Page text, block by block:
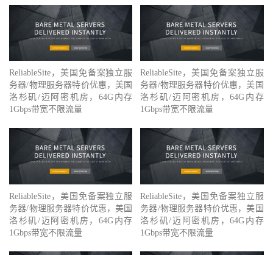
ReliableSite，美国免备案独立服
务器/物理服务器特价优惠，美国
洛杉矶/迈阿密机房，64G内存
1Gbps带宽不限流量
ReliableSite，美国免备案独立服
务器/物理服务器特价优惠，美国
洛杉矶/迈阿密机房，64G内存
1Gbps带宽不限流量
ReliableSite，美国免备案独立服
务器/物理服务器特价优惠，美国
洛杉矶/迈阿密机房，64G内存
1Gbps带宽不限流量
ReliableSite，美国免备案独立服
务器/物理服务器特价优惠，美国
洛杉矶/迈阿密机房，64G内存
1Gbps带宽不限流量